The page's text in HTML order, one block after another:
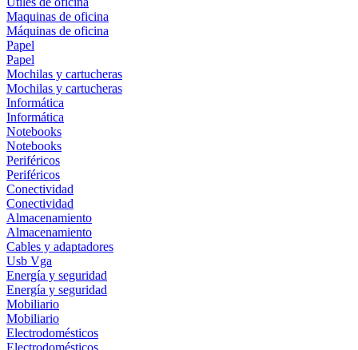
Maquinas de oficina
Máquinas de oficina
Papel
Papel
Mochilas y cartucheras
Mochilas y cartucheras
Informática
Informática
Notebooks
Notebooks
Periféricos
Periféricos
Conectividad
Conectividad
Almacenamiento
Almacenamiento
Cables y adaptadores
Usb Vga
Energía y seguridad
Energía y seguridad
Mobiliario
Mobiliario
Electrodomésticos
Electrodomésticos